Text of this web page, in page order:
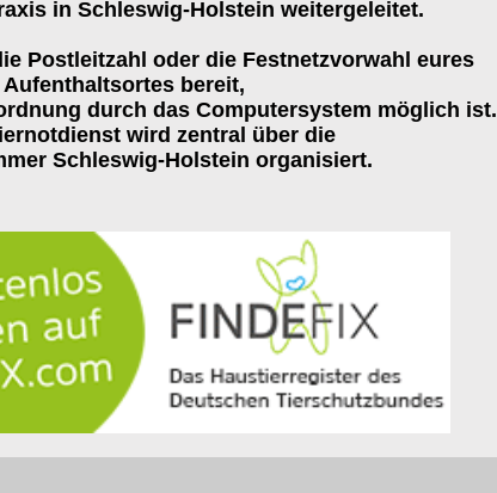
in Schleswig-Holstein weitergeleitet.
Postleitzahl oder die Festnetzvorwahl eures
Aufenthaltsortes bereit,
durch das Computersystem möglich ist.
wird zentral über die
Schleswig-Holstein organisiert.